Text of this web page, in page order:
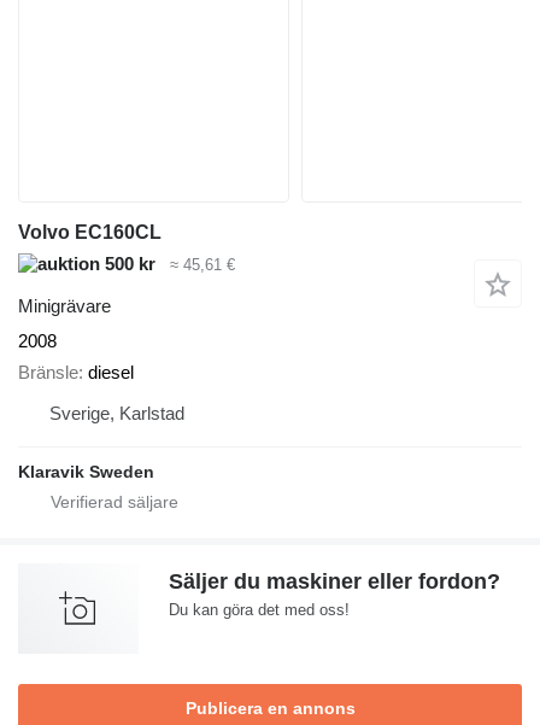
Volvo EC160CL
500 kr
≈ 45,61 €
Minigrävare
2008
Bränsle diesel
Sverige, Karlstad
Klaravik Sweden
Säljer du maskiner eller fordon?
Du kan göra det med oss!
Publicera en annons